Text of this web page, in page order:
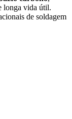
longa vida útil.
de soldagem